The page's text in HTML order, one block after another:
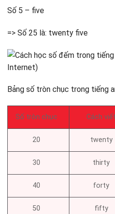
Số 5 – five
=> Số 25 là: twenty five
Bảng số tròn chục trong tiếng
Số tròn chục Cách viết
20 twenty
30 thirty
40 forty
50 fifty